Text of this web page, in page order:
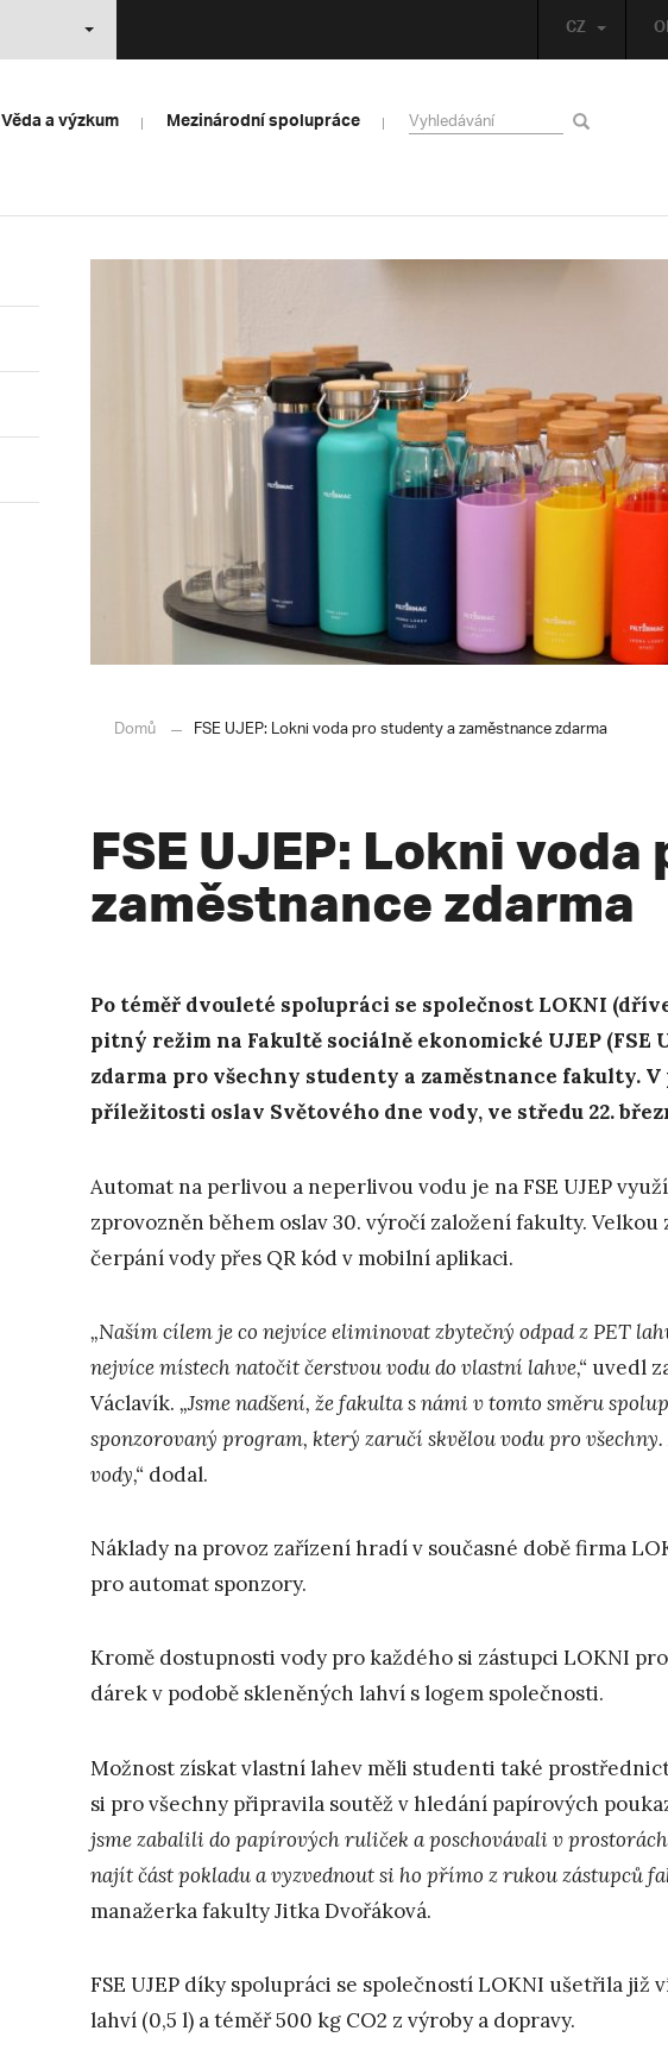
CZ
Věda a výzkum Mezinárodní spolupráce
Domů FSE UJEP: Lokni voda pro studenty a zaměstnance zdarma
FSE UJEP: Lokni
zaměstnance zdarma
Po téměř dvouleté spolupráci se společnost LOKNI
pitný režim na Fakultě sociálně ekonomické UJEP
zdarma pro všechny studenty a zaměstnance fakulty.
příležitosti oslav Světového dne vody, ve středu 22.
Automat na perlivou a neperlivou vodu je na FSE UJEP
zprovozněn během oslav 30. výročí založení fakulty.
čerpání vody přes QR kód v mobilní aplikaci.
„Naším cílem je co nejvíce eliminovat zbytečný odpad z PET
nejvíce místech natočit čerstvou vodu do vlastní lahve,“ uvedl
Václavík. „Jsme nadšení, že fakulta s námi v tomto směru
sponzorovaný program, který zaručí skvělou vodu pro
vody,“ dodal.
Náklady na provoz zařízení hradí v současné době firma
pro automat sponzory.
Kromě dostupnosti vody pro každého si zástupci LOKNI
dárek v podobě skleněných lahví s logem společnosti.
Možnost získat vlastní lahev měli studenti také
si pro všechny připravila soutěž v hledání papírových
jsme zabalili do papírových ruliček a poschovávali v
najít část pokladu a vyzvednout si ho přímo z rukou zástupců
manažerka fakulty Jitka Dvořáková.
FSE UJEP díky spolupráci se společností LOKNI ušetřila již
lahví (0,5 l) a téměř 500 kg CO2 z výroby a dopravy.